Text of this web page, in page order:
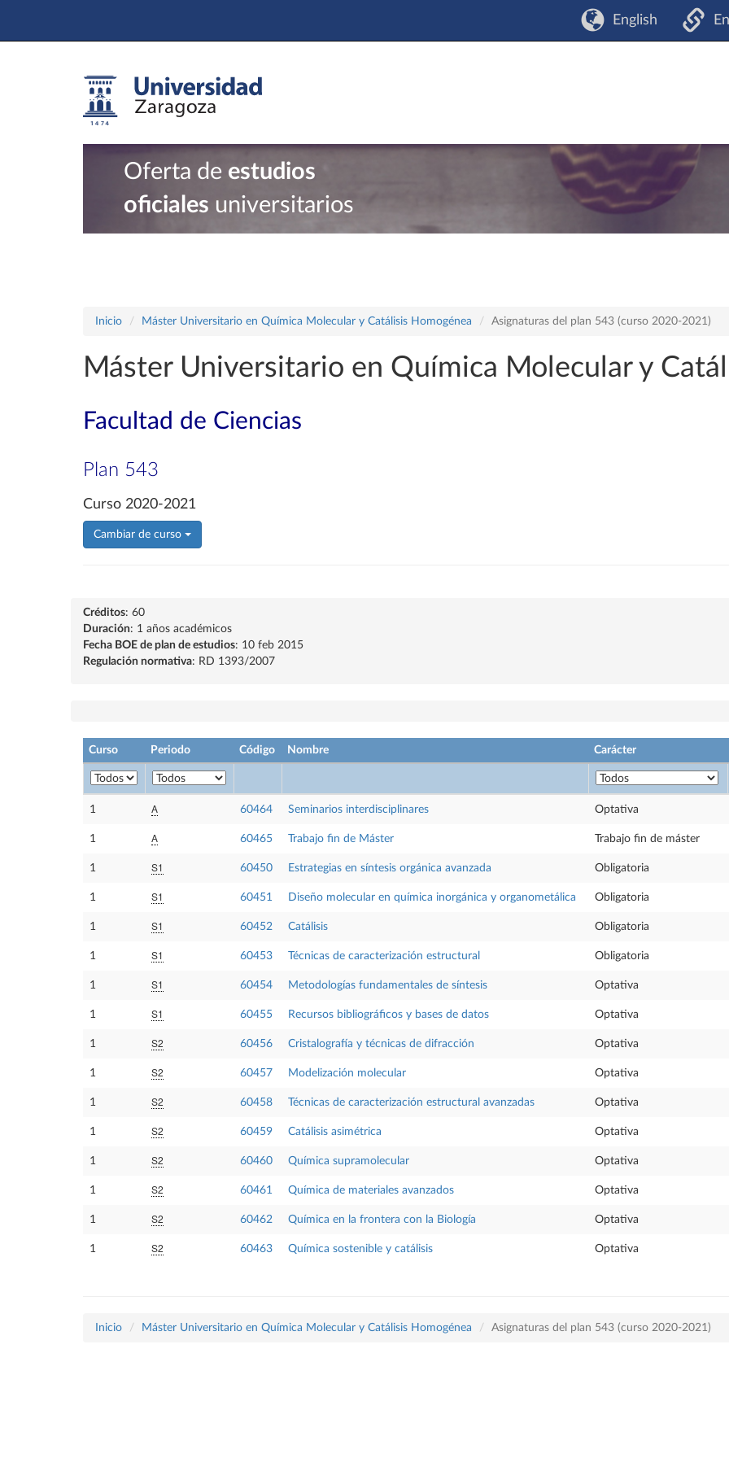
English
Oferta de estudios
oficiales universitarios
Inicio Máster Universitario en Química Molecular y Catálisis Homogénea Asignaturas del plan 543 (curso 2020-2021)
Máster Universitario en Química Molecular y
Facultad de Ciencias
Plan 543
Curso 2020-2021
Cambiar de curso
Créditos: 60
Duración: 1 años académicos
Fecha BOE de plan de estudios: 10 feb 2015
Regulación normativa: RD 1393/2007
Curso Periodo Código Nombre Carácter
1 A 60464 Seminarios interdisciplinares Optativa
1 A 60465 Trabajo fin de Máster Trabajo fin de máster
1 S1 60450 Estrategias en síntesis orgánica avanzada Obligatoria
1 S1 60451 Diseño molecular en química inorgánica y organometálica Obligatoria
1 S1 60452 Catálisis Obligatoria
1 S1 60453 Técnicas de caracterización estructural Obligatoria
1 S1 60454 Metodologías fundamentales de síntesis Optativa
1 S1 60455 Recursos bibliográficos y bases de datos Optativa
1 S2 60456 Cristalografía y técnicas de difracción Optativa
1 S2 60457 Modelización molecular Optativa
1 S2 60458 Técnicas de caracterización estructural avanzadas Optativa
1 S2 60459 Catálisis asimétrica Optativa
1 S2 60460 Química supramolecular Optativa
1 S2 60461 Química de materiales avanzados Optativa
1 S2 60462 Química en la frontera con la Biología Optativa
1 S2 60463 Química sostenible y catálisis Optativa
Inicio Máster Universitario en Química Molecular y Catálisis Homogénea Asignaturas del plan 543 (curso 2020-2021)